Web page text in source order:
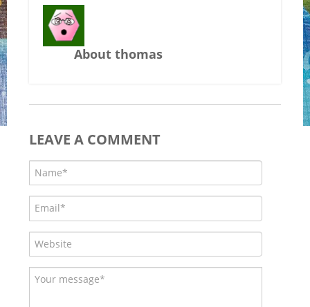
About thomas
LEAVE A COMMENT